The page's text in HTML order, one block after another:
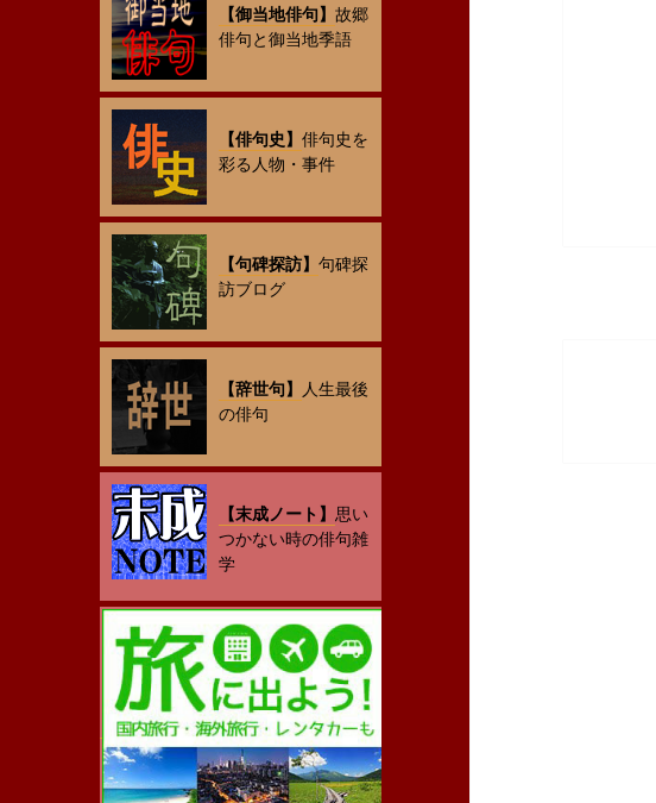
【御当地俳句】故郷
俳句と御当地季語
【俳句史】俳句史を
彩る人物・事件
【句碑探訪】句碑探
訪ブログ
【辞世句】 人生最後
の俳句
【末成ノート】 思い
つかない時の俳句雑
学